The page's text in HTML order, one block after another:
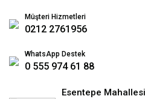
Müşteri Hizmetleri
0212 2761956
WhatsApp Destek
0 555 974 61 88
Esentepe